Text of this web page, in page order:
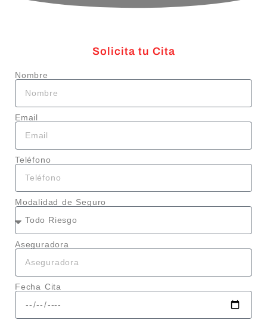
Solicita tu Cita
Nombre
Email
Teléfono
Modalidad de Seguro
Aseguradora
Fecha Cita